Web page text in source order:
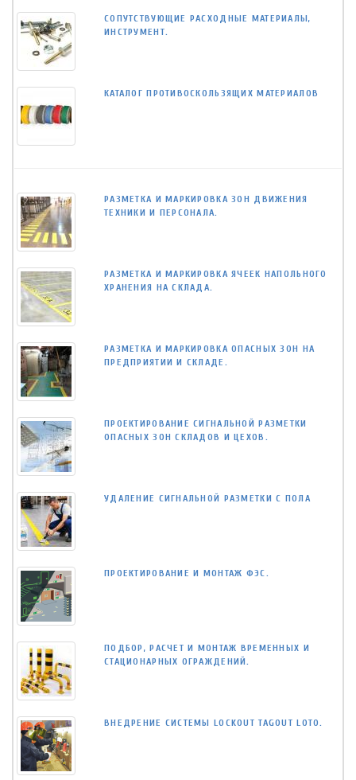
СОПУТСТВУЮЩИЕ РАСХОДНЫЕ МАТЕРИАЛЫ,
ИНСТРУМЕНТ.
КАТАЛОГ ПРОТИВОСКОЛЬЗЯЩИХ МАТЕРИАЛОВ
РАЗМЕТКА И МАРКИРОВКА ЗОН ДВИЖЕНИЯ
ТЕХНИКИ И ПЕРСОНАЛА.
РАЗМЕТКА И МАРКИРОВКА ЯЧЕЕК НАПОЛЬНОГО
ХРАНЕНИЯ НА СКЛАДА.
РАЗМЕТКА И МАРКИРОВКА ОПАСНЫХ ЗОН НА
ПРЕДПРИЯТИИ И СКЛАДЕ.
ПРОЕКТИРОВАНИЕ СИГНАЛЬНОЙ РАЗМЕТКИ
ОПАСНЫХ ЗОН СКЛАДОВ И ЦЕХОВ.
УДАЛЕНИЕ СИГНАЛЬНОЙ РАЗМЕТКИ С ПОЛА
ПРОЕКТИРОВАНИЕ И МОНТАЖ ФЭС.
ПОДБОР, РАСЧЕТ И МОНТАЖ ВРЕМЕННЫХ И
СТАЦИОНАРНЫХ ОГРАЖДЕНИЙ.
ВНЕДРЕНИЕ СИСТЕМЫ LOCKOUT TAGOUT LOTO.